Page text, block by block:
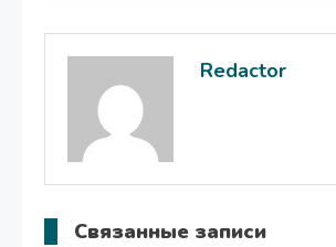
по
записям
Redactor
Связанные записи